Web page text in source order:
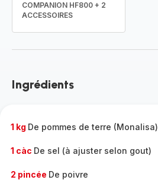
COMPANION HF800 + 2
ACCESSOIRES
Ingrédients
1 kg De pommes de terre (Monalisa)
1 càc De sel (à ajuster selon gout)
2 pincée De poivre